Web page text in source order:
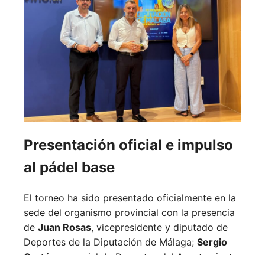
Presentación oficial e impulso
al pádel base
El torneo ha sido presentado oficialmente en la
sede del organismo provincial con la presencia
de Juan Rosas, vicepresidente y diputado de
Deportes de la Diputación de Málaga; Sergio